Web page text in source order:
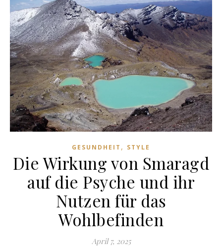
GESUNDHEIT , STYLE
Die Wirkung von Smaragd
auf die Psyche und ihr
Nutzen für das
Wohlbefinden
April 7, 2025